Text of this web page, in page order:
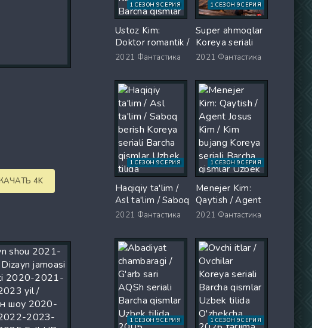
4K
1 СЕЗОН 9 СЕРИЯ
Ustoz Kim:
Doktor romantik /
Najot shifoxonasi
Barcha qismlar
Uzbek tilida 2026
O'zbekcha tarjima
kino Full HD tas-
ix skachat
2021 Фантастика
1 СЕЗОН 9 СЕРИЯ
Super ahmoqlar
Koreya seriali
Barcha qismlar
O'zbekcha 2026
tarjima serial Full
HD tas-ix
skachat
2021 Фантастика
1 СЕЗОН 9 СЕРИЯ
Haqiqiy ta'lim /
Asl ta'lim / Saboq
berish Koreya
qismlar Uzbek
tilida O'zbekcha
2026 tarjima Full
HD tas-ix
skachat
2021 Фантастика
1 СЕЗОН 9 СЕРИЯ
Menejer Kim:
Qaytish / Agent
Josus Kim / Kim
seriali Barcha
qismlar Uzbek
tilida 2026
tarjima serial Full
HD skachat
2021 Фантастика
1 СЕЗОН 9 СЕРИЯ 1 СЕЗОН 9 СЕРИЯ